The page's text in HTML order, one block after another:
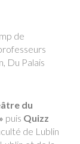
de
Du Palais
du
puis Quizz
de Lublin